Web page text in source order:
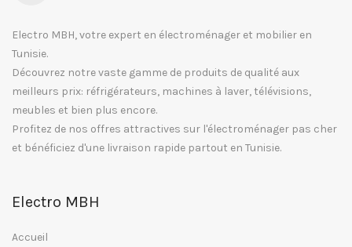
Electro MBH, votre expert en électroménager et mobilier en
Tunisie.
Découvrez notre vaste gamme de produits de qualité aux
meilleurs prix: réfrigérateurs, machines à laver, télévisions,
meubles et bien plus encore.
Profitez de nos offres attractives sur l'électroménager pas cher
et bénéficiez d'une livraison rapide partout en Tunisie.
Electro MBH
Accueil